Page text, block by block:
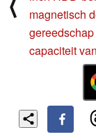
magnetisch
capaciteit